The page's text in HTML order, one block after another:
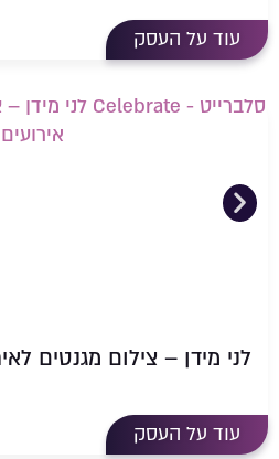
עוד על העסק
לני מידן – צילום מגנטים
עוד על העסק